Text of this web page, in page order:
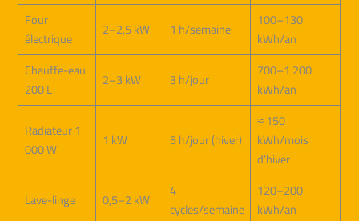
Four
électrique
2–2,5 kW 1 h/semaine
100–130
kWh/an
Chauffe-eau
200 L
2–3 kW 3 h/jour
700–1 200
kWh/an
Radiateur 1
000 W
1 kW 5 h/jour (hiver)
≈ 150
kWh/mois
d’hiver
Lave-linge
0,5–2 kW
4
cycles/semaine
120–200
kWh/an